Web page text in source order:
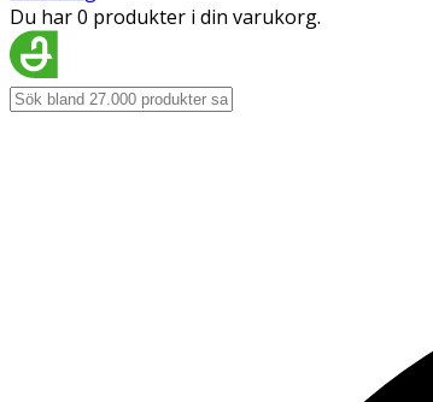
Du har 0 produkter i din varukorg.